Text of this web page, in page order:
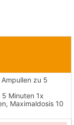
zu 5
Minuten 1x
Maximaldosis 10